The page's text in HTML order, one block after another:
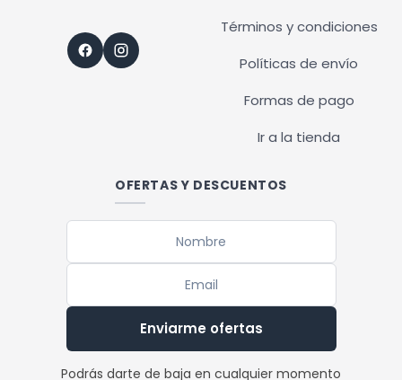
Términos y condiciones
Políticas de envío
Formas de pago
Ir a la tienda
OFERTAS Y DESCUENTOS
Enviarme ofertas
Podrás darte de baja en cualquier momento